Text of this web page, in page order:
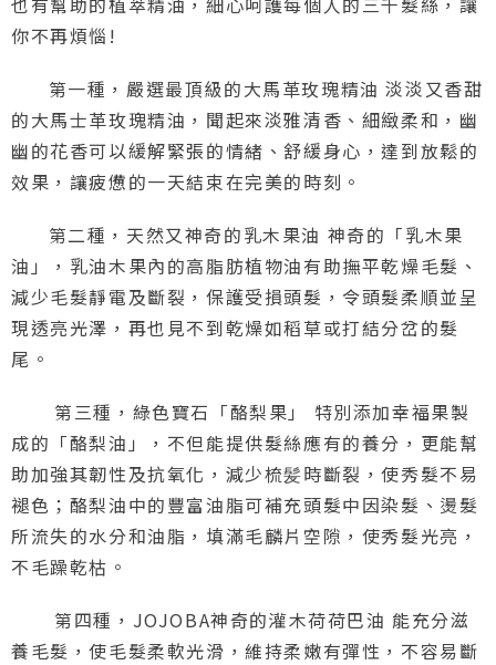
你不再煩惱!
第一種，嚴選最頂級的大馬革玫瑰精油 淡淡又香甜
的大馬士革玫瑰精油，聞起來淡雅清香、細緻柔和，幽
幽的花香可以緩解緊張的情緒、舒緩身心，達到放鬆的
效果，讓疲憊的一天結束在完美的時刻。
第二種，天然又神奇的乳木果油 神奇的「乳木果
油」，乳油木果內的高脂肪植物油有助撫平乾燥毛髮、
減少毛髮靜電及斷裂，保護受損頭髮，令頭髮柔順並呈
現透亮光澤，再也見不到乾燥如稻草或打結分岔的髮
尾。
第三種，綠色寶石「酪梨果」 特別添加幸福果製
成的「酪梨油」，不但能提供髮絲應有的養分，更能幫
助加強其韌性及抗氧化，減少梳髪時斷裂，使秀髮不易
褪色；酪梨油中的豐富油脂可補充頭髮中因染髮、燙髮
所流失的水分和油脂，填滿毛麟片空隙，使秀髮光亮，
不毛躁乾枯。
第四種，JOJOBA神奇的灌木荷荷巴油 能充分滋
養毛髮，使毛髮柔軟光滑，維持柔嫩有彈性，不容易斷